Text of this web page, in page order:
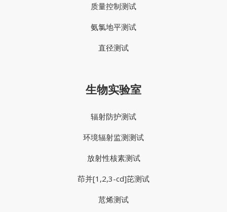
质量控制测试
氨氯地平测试
直径测试
生物实验室
辐射防护测试
环境辐射监测测试
放射性核素测试
茚并[1,2,3-cd]芘测试
苊烯测试